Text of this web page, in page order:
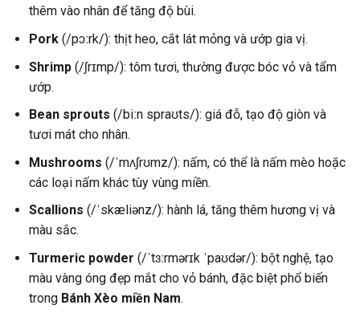
thêm vào nhân để tăng độ bùi.
Pork(/pɔːrk/): thịt heo, cắt lát mỏng và ướp gia vị.
Shrimp(/ʃrɪmp/): tôm tươi, thường được bóc vỏ và tẩm
ướp.
Bean sprouts (/biːn spraʊts/): giá đỗ, tạo độ giòn và
tươi mát cho nhân.
Mushrooms (/ˈmʌʃrʊmz/): nấm, có thể là nấm mèo hoặc
các loại nấm khác tùy vùng miền.
Scallions (/ˈskæliənz/): hành lá, tăng thêm hương vị và
màu sắc.
Turmeric powder (/ˈtɜːrmərɪk ˈpaʊdər/): bột nghệ, tạo
màu vàng óng đẹp mắt cho vỏ bánh, đặc biệt phổ biến
trong Bánh Xèo miền Nam.